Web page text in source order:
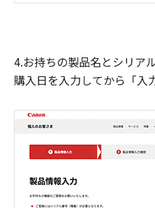
4.お持ちの製品名とシリアル
購入日を入力してから「入